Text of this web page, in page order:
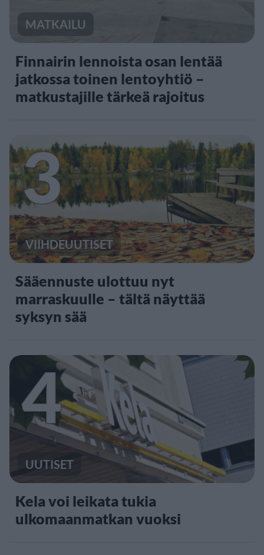
MATKAILU
Finnairin lennoista osan lentää
jatkossa toinen lentoyhtiö –
matkustajille tärkeä rajoitus
3
VIIHDEUUTISET
Sääennuste ulottuu nyt
marraskuulle – tältä näyttää
syksyn sää
4
UUTISET
Kela voi leikata tukia
ulkomaanmatkan vuoksi